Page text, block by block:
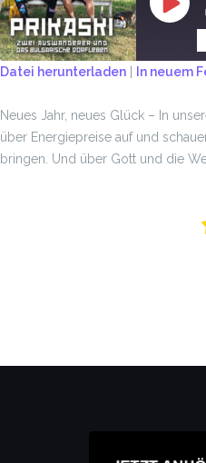
RSS FEED
LINK
Datei herunterladen | In neuem
Neues Jahr, neues Glück – In
über Energiepreise auf und
bringen. Und über Gott und die